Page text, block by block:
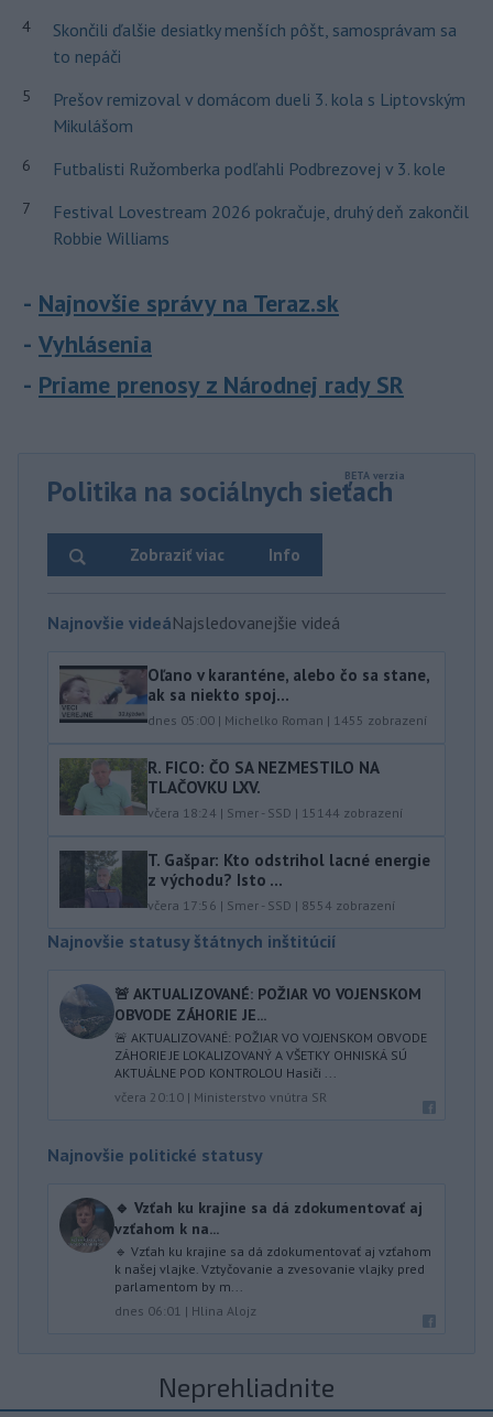
4
Skončili ďalšie desiatky menších pôšt, samosprávam sa
to nepáči
5
Prešov remizoval v domácom dueli 3. kola s Liptovským
Mikulášom
6 Futbalisti Ružomberka podľahli Podbrezovej v 3. kole
7
Festival Lovestream 2026 pokračuje, druhý deň zakončil
Robbie Williams
Najnovšie správy na Teraz.sk
Vyhlásenia
Priame prenosy z Národnej rady SR
Politika na sociálnych sieťach
Info
Zobraziť viac
Najnovšie videáNajsledovanejšie videá
Oľano v karanténe, alebo čo sa stane,
ak sa niekto spoj...
dnes 05:00 | Michelko Roman | 1455 zobrazení
R. FICO: ČO SA NEZMESTILO NA
TLAČOVKU LXV.
včera 18:24 | Smer - SSD | 15144 zobrazení
T. Gašpar: Kto odstrihol lacné energie
z východu? Isto ...
včera 17:56 | Smer - SSD | 8554 zobrazení
Najnovšie statusy štátnych inštitúcií
🚨 AKTUALIZOVANÉ: POŽIAR VO VOJENSKOM
OBVODE ZÁHORIE JE...
🚨 AKTUALIZOVANÉ: POŽIAR VO VOJENSKOM OBVODE
ZÁHORIE JE LOKALIZOVANÝ A VŠETKY OHNISKÁ SÚ
AKTUÁLNE POD KONTROLOU Hasiči ...
včera 20:10 | Ministerstvo vnútra SR
Najnovšie politické statusy
🔹 Vzťah ku krajine sa dá zdokumentovať aj
vzťahom k na...
🔹 Vzťah ku krajine sa dá zdokumentovať aj vzťahom
k našej vlajke. Vztyčovanie a zvesovanie vlajky pred
parlamentom by m...
dnes 06:01 | Hlina Alojz
Neprehliadnite